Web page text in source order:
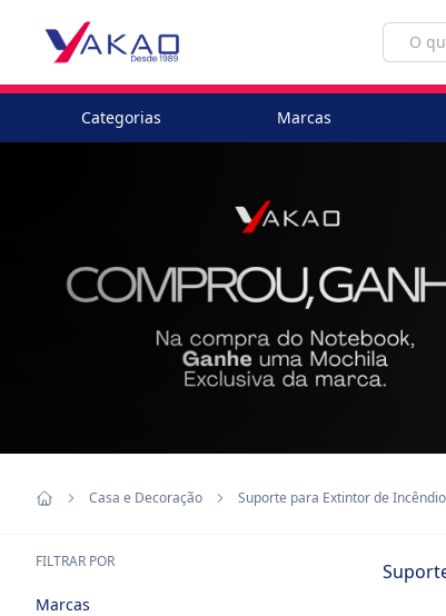
Categorias Marcas
Casa e Decoração Suporte para Extintor de Incêndio
FILTRAR POR
Marcas